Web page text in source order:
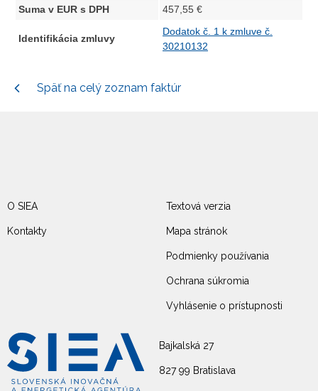
Suma v EUR s DPH
457,55 €
Identifikácia zmluvy
Dodatok č. 1 k zmluve č.
30210132
Späť na celý zoznam faktúr
Bajkalská 27
827 99 Bratislava
O SIEA
Kontakty
Textová verzia
Mapa stránok
Podmienky používania
Ochrana súkromia
Vyhlásenie o prístupnosti